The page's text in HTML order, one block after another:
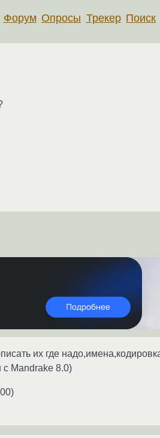
Форум Опросы Трекер Поиск
их где
Mandrake 8.0)
)